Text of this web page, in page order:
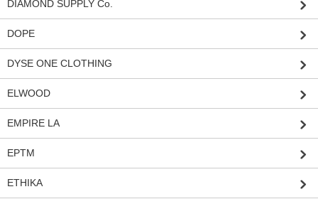
DIAMOND SUPPLY Co.
DOPE
DYSE ONE CLOTHING
ELWOOD
EMPIRE LA
EPTM
ETHIKA